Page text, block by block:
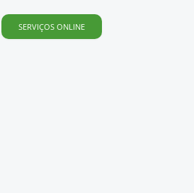
SERVIÇOS ONLINE